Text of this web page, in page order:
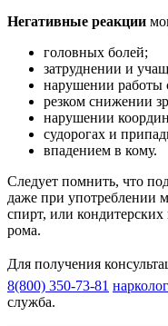
Негативные реакции
головных болей;
затруднении и
нарушении работы
резком снижении
нарушении
судорогах и
впадением в кому.
Следует помнить, что
даже при употреблении
спирт, или
рома.
Для получения
8(800) 350-73-81
служба.